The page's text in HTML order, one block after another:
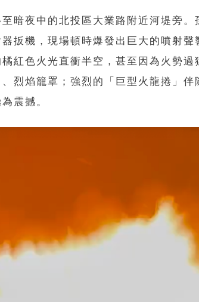
暗夜中的北投區大業路附近河堤旁。
扳機，現場頓時爆發出巨大的噴射聲
紅色火光直衝半空，甚至因為火勢過
烈焰籠罩；強烈的「巨型火龍捲」伴
震撼。